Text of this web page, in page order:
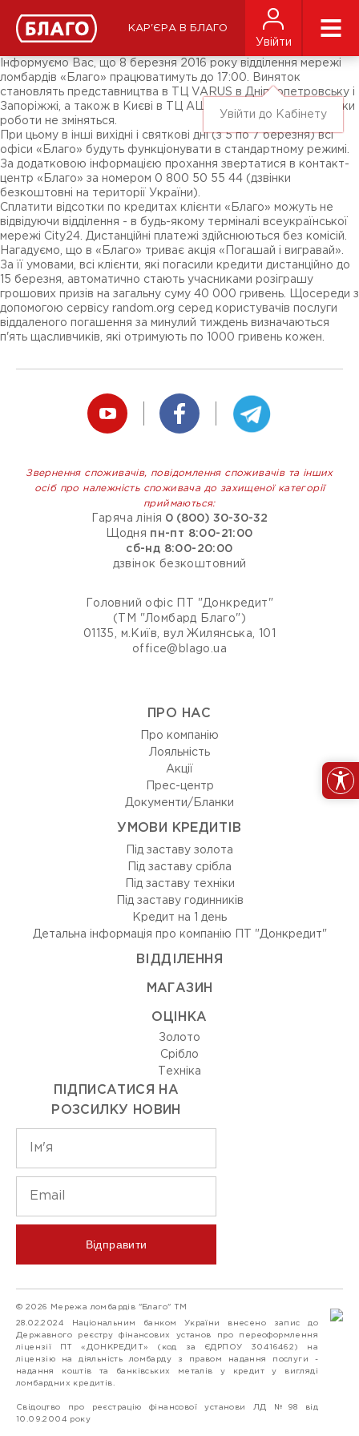
КАР'ЄРА В БЛАГО
Увійти
Увійти до Кабінету
ЗМІ про нас
Підписники соц-мереж
Ярмарки
Інформуємо Вас, що 8 березня 2016 року відділення мережі
ломбардів «Благо» працюватимуть до 17:00. Виняток
становлять представництва в ТЦ VARUS в Дніпропетровську і
Запоріжжі, а також в Києві в ТЦ АШАН на Петрівці. Їх графіки
роботи не зміняться.
При цьому в інші вихідні і святкові дні (з 5 по 7 березня) всі
офіси «Благо» будуть функціонувати в стандартному режимі.
За додатковою інформацією прохання звертатися в контакт-
центр «Благо» за номером 0 800 50 55 44 (дзвінки
безкоштовні на території України).
Сплатити відсотки по кредитах клієнти «Благо» можуть не
відвідуючи відділення - в будь-якому терміналі всеукраїнської
мережі City24. Дистанційні платежі здійснюються без комісій.
Нагадуємо, що в «Благо» триває акція «Погашай і вигравай».
За її умовами, всі клієнти, які погасили кредити дистанційно до
15 березня, автоматично стають учасниками розіграшу
грошових призів на загальну суму 40 000 гривень. Щосереди з
допомогою сервісу random.org серед користувачів послуги
віддаленого погашення за минулий тиждень визначаються
п'ять щасливчиків, які отримують по 1000 гривень кожен.
Звернення споживачів, повідомлення споживачів та інших
осіб про належність споживача до захищеної категорії
приймаються:
Гаряча лінія 0 (800) 30-30-32
Щодня пн-пт 8:00-21:00
сб-нд 8:00-20:00
дзвінок безкоштовний
Головний офіс ПТ "Донкредит"
(ТМ "Ломбард Благо")
01135, м.Київ, вул Жилянська, 101
office@blago.ua
ПРО НАС
Про компанію
Лояльність
Акції
Прес-центр
Документи/Бланки
УМОВИ КРЕДИТІВ
Під заставу золота
Під заставу срібла
Під заставу техніки
Під заставу годинників
Кредит на 1 день
Детальна інформація про компанію ПТ "Донкредит"
ВIДДIЛЕННЯ
МАГАЗИН
ОЦIНКА
Золото
Срiбло
Технiка
ПІДПИСАТИСЯ НА
РОЗСИЛКУ НОВИН
Відправити
© 2026 Мережа ломбардів "Благо" ТМ
28.02.2024 Національним банком України внесено запис до
Державного реєстру фінансових установ про переоформлення
ліцензії ПТ «ДОНКРЕДИТ» (код за ЄДРПОУ 30416462) на
ліцензію на діяльність ломбарду з правом надання послуги -
надання коштів та банківських металів у кредит у вигляді
ломбардних кредитів.
Свідоцтво про реєстрацію фінансової установи ЛД №98 від
10.09.2004 року